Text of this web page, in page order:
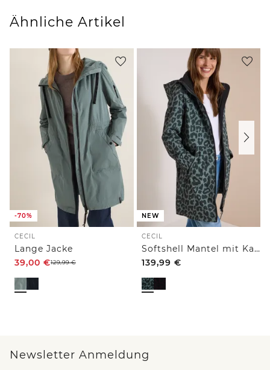
Ähnliche Artikel
-70%
CECIL
Lange Jacke
39,00 €129,99€
NEW
CECIL
Softshell Mantel mit Kapuze und Leo-Muster
139,99 €
Newsletter Anmeldung